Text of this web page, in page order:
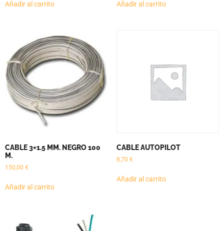
Añadir al carrito Añadir al carrito
CABLE 3×1.5 MM. NEGRO 100
M.
150,00 €
Añadir al carrito
CABLE AUTOPILOT
8,70 €
Añadir al carrito